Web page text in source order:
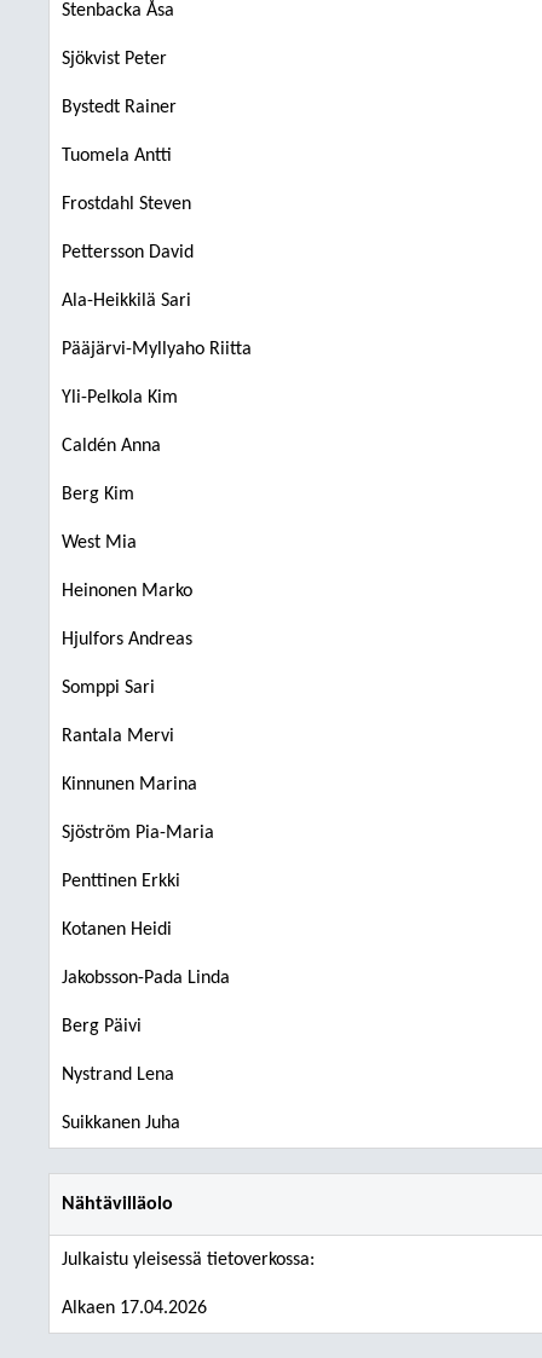
Stenbacka Åsa
Sjökvist Peter
Bystedt Rainer
Tuomela Antti
Frostdahl Steven
Pettersson David
Ala-Heikkilä Sari
Pääjärvi-Myllyaho Riitta
Yli-Pelkola Kim
Caldén Anna
Berg Kim
West Mia
Heinonen Marko
Hjulfors Andreas
Somppi Sari
Rantala Mervi
Kinnunen Marina
Sjöström Pia-Maria
Penttinen Erkki
Kotanen Heidi
Jakobsson-Pada Linda
Berg Päivi
Nystrand Lena
Suikkanen Juha
Nähtävilläolo
Julkaistu yleisessä tietoverkossa:
Alkaen 17.04.2026